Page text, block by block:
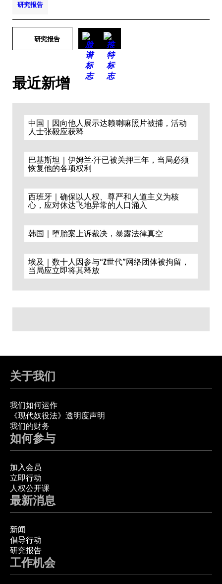
研究报告
研究报告
最近新增
中国｜因向他人展示达赖喇嘛照片被捕，活动
人士张毅应获释
巴基斯坦｜伊姆兰·汗已被关押三年，当局必须
恢复他的各项权利
西班牙｜确保以人权、尊严和人道主义为核
心，应对休达飞地异常的人口涌入
韩国｜堕胎案上诉裁决，暴露法律真空
埃及｜数十人因参与“Z世代”网络团体被拘留，
当局应立即将其释放
关于我们
我们如何运作
《现代奴役法》透明度声明
我们的财务
如何参与
加入会员
立即行动
人权公开课
最新消息
新闻
倡导行动
研究报告
工作机会